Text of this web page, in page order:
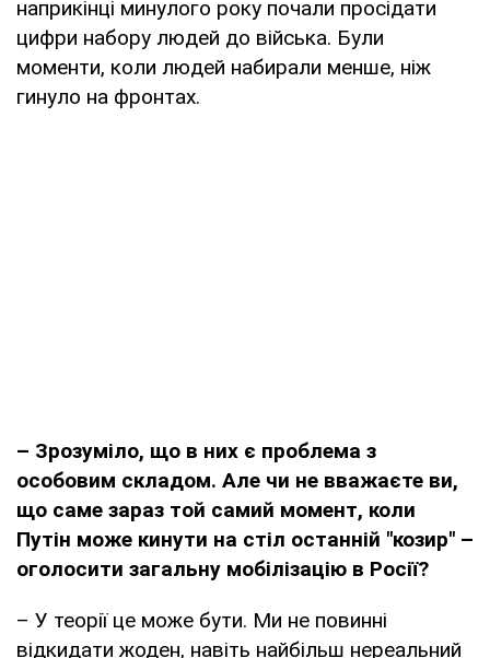
наприкінці минулого року почали просідати
цифри набору людей до війська. Були
моменти, коли людей набирали менше, ніж
гинуло на фронтах.
– Зрозуміло, що в них є проблема з
особовим складом. Але чи не вважаєте ви,
що саме зараз той самий момент, коли
Путін може кинути на стіл останній "козир" –
оголосити загальну мобілізацію в Росії?
– У теорії це може бути. Ми не повинні
відкидати жоден, навіть найбільш нереальний